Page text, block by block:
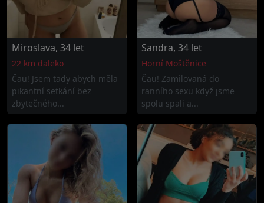
Miroslava, 34 let
22 km daleko
Čau! Jsem tady abych měla
pikantní setkání bez
zbytečného...
Sandra, 34 let
Horní Moštěnice
Čau! Zamilovaná do
ranního sexu když jsme
spolu spali a...